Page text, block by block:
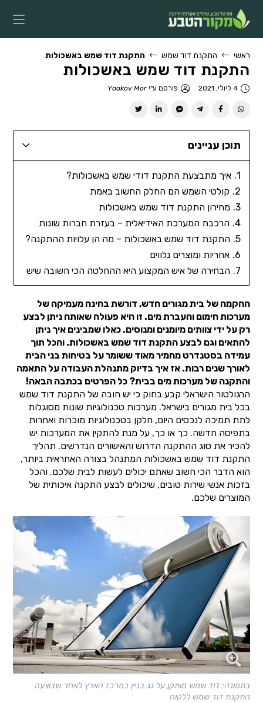
ראשי התקנת דוד שמש התקנת דוד שמש באשכולות
התקנת דוד שמש באשכולות
4 ליולי, 2021 פורסם ע"יYaakov Mor
תוכן עניינים
איך מתבצעת התקנת דודי שמש באשכולות?
קולטי השמש הם החלק החשוב באמת
מחירון התקנת דוד שמש באשכולות
הרכבת המערכת האידיאלית – בעזרת חברות שונות
התקנת דוד שמש באשכולות – מה הן עלויות ההתקנה?
אחריות ומוצרים נלווים
הבחירה של איש המקצוע היא ההחלטה הכי חשובה שיש
ההקמה של בית מגורים חדש, דורשת בחינה מעמיקה של
מערכות חימום והעברת מים. זו היא פעולה שאותה ניתן לבצע
רק על ידי צוותים מיומנים ומנוסים. כאלו שמבינים איך ניתן
להתאים וגם לבצע התקנת דוד שמש באשכולות. והכל תוך
עמידה בסטנדרט מחמיר מאוד ששומר על בטיחות בני הבית
לאורך שנים רבות. אז איך בדיוק מתנהלת העבודה על התאמה
והתקנה של מערכות מים בבית? כל הפרטים בכתבה הבאה!
הרגולטור הישראלי קבע בחוק כי יש חובה של התקנת דוד שמש
בכל בית מגורים בישראל. מערכות טכנולוגיות שונות מסוגלות
לתת תמיכה לנכסים היום, חלקן בטכנולוגיות מוכרות ואחרות
בתפיסה חדשה. כך או כך, על מנת להתקין את המערכות יש
להכיר את סוג ההתקנה הדרוש והאישורים הנדרשים. תהליך
התקנת דוד שמש באשכולות המתנהל בצורה האחראית ביותר,
הוא הדבר הכי חשוב שאתם יכולים לעשות לבית שלכם. והכל
בזכות אנשי שירות טובים, שיכולים לבצע התקנה איכותית של
המוצרים שלכם.
בתמונה: דוד שמש מותקן על גג בניין במרכז הארץ לאחר שבוצעה
התקנת דוד שמש ללקוח